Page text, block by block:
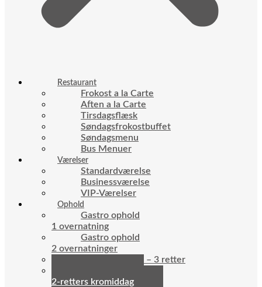
Restaurant
Frokost a la Carte
Aften a la Carte
Tirsdagsflæsk
Søndagsfrokostbuffet
Søndagsmenu
Bus Menuer
Værelser
Standardværelse
Businessværelse
VIP-Værelser
Ophold
Gastro ophold
1 overnatning
Gastro ophold
2 overnatninger
Søndagsophold – 3 retter
2-retters kromiddag